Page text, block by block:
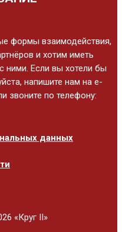
формы взаимодействия,
и хотим иметь
ними. Если вы хотели бы
напишите нам на е-
звоните по телефону:
данных
«Круг II»